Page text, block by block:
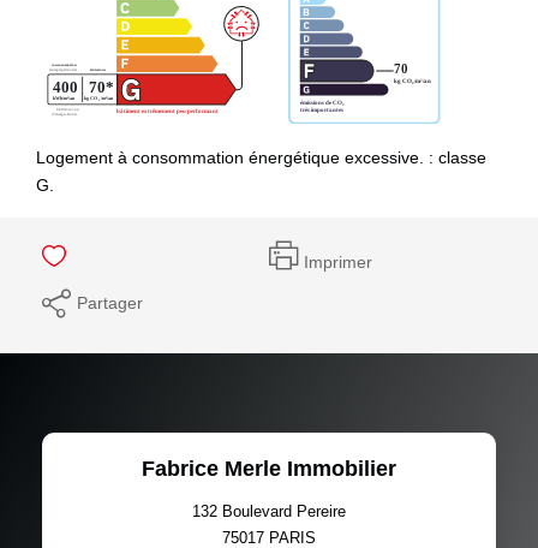
Logement à consommation énergétique excessive. : classe
G.
Imprimer
Partager
Fabrice Merle Immobilier
132 Boulevard Pereire
75017 PARIS